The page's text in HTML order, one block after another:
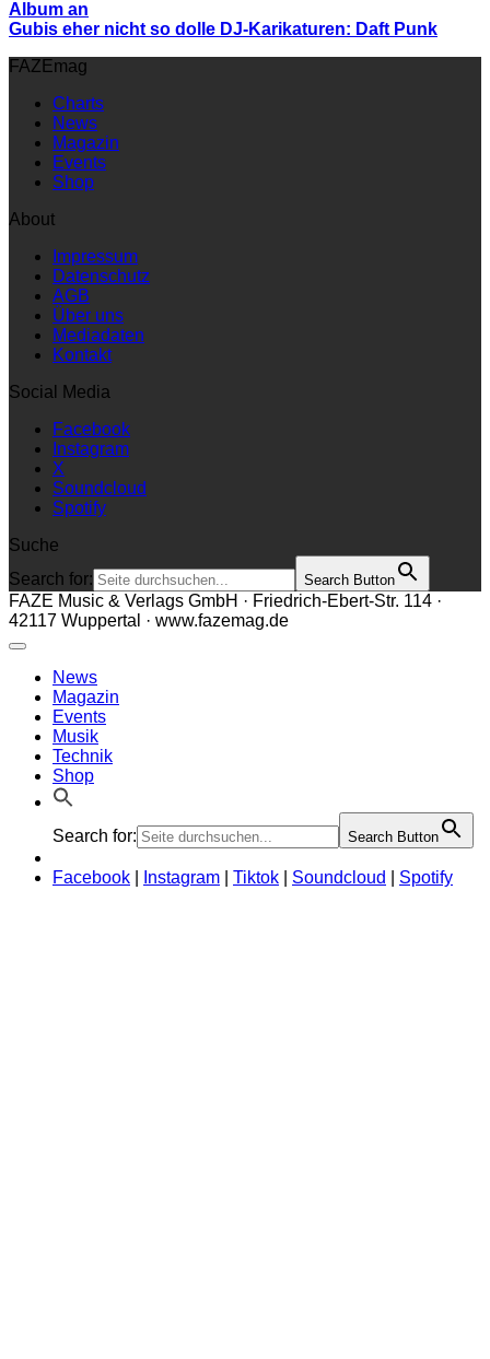
Album an
Gubis eher nicht so dolle DJ-Karikaturen: Daft Punk
FAZEmag
Charts
News
Magazin
Events
Shop
About
Impressum
Datenschutz
AGB
Über uns
Mediadaten
Kontakt
Social Media
Facebook
Instagram
X
Soundcloud
Spotify
Suche
Search for:
Search Button
FAZE Music & Verlags GmbH · Friedrich-Ebert-Str. 114 ·
42117 Wuppertal · www.fazemag.de
News
Magazin
Events
Musik
Technik
Shop
Search for: Search Button
Facebook Instagram Tiktok Soundcloud Spotify